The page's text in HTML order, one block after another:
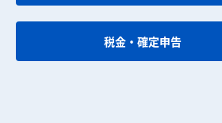
税金・確定申告